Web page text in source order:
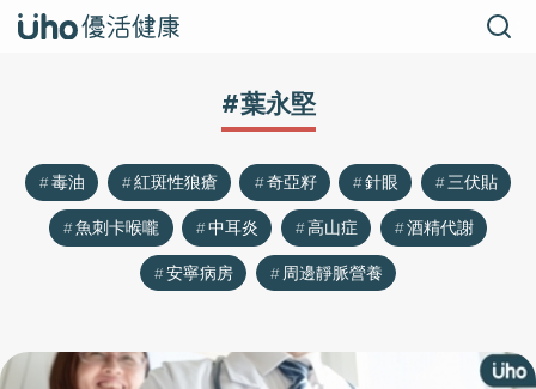
#葉永堅
毒油 紅斑性狼瘡 奇亞籽 針眼
三伏貼
魚刺卡喉嚨
中耳炎 高山症
酒精代謝
安寧病房
周邊靜脈營養